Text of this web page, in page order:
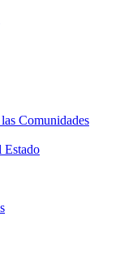
Comunidades
Estado